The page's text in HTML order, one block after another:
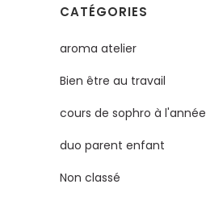
CATÉGORIES
aroma atelier
Bien être au travail
cours de sophro à l'année
duo parent enfant
Non classé